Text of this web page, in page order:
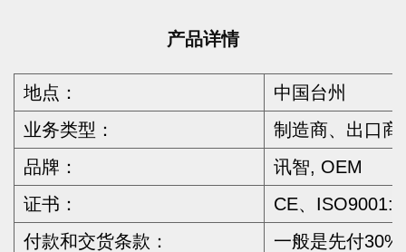
产品详情
地点：
中国台州
业务类型：
制造商、出口商
品牌：
讯智, OEM
证书：
CE、
付款和交货条款：
一般是先付